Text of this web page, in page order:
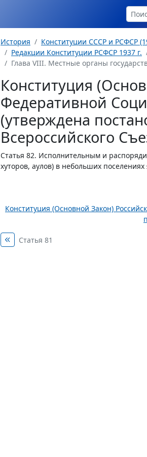
История Конституции СССР и РСФСР
Редакции Конституции РСФСР 1937 г.
Глава VIII. Местные органы
Конституция
Федеративной
(утверждена
Всероссийского
Статья 82. Исполнительным и
хуторов, аулов) в небольших
Конституция (Основной Закон)
Статья 81